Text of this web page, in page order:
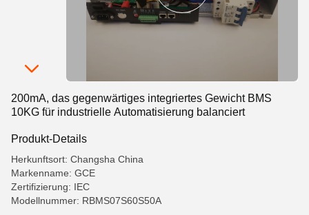
200mA, das gegenwärtiges integriertes Gewicht BMS
10KG für industrielle Automatisierung balanciert
Produkt-Details
Herkunftsort: Changsha China
Markenname: GCE
Zertifizierung: IEC
Modellnummer: RBMS07S60S50A